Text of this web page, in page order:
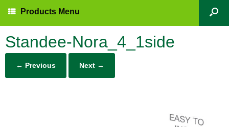
Products Menu
Standee-Nora_4_1side
← Previous Next →